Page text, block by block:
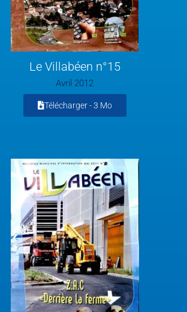
Le Villabéen n°15
Avril 2012
Télécharger -3 Mo